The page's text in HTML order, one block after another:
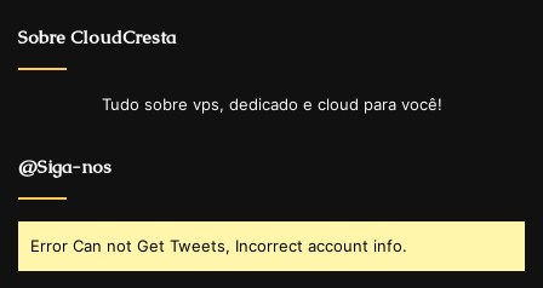
Sobre CloudCresta
Tudo sobre vps, dedicado e cloud para você!
@Siga-nos
Error Can not Get Tweets, Incorrect account info.